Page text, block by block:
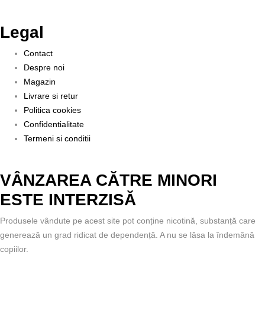
Legal
Contact
Despre noi
Magazin
Livrare si retur
Politica cookies
Confidentialitate
Termeni si conditii
VÂNZAREA CĂTRE MINORI
ESTE INTERZISĂ
Produsele vândute pe acest site pot conține nicotină, substanță care
generează un grad ridicat de dependență. A nu se lăsa la îndemână
copiilor.